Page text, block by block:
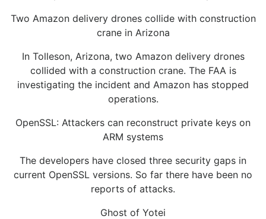
Two Amazon delivery drones collide with construction
crane in Arizona
In Tolleson, Arizona, two Amazon delivery drones
collided with a construction crane. The FAA is
investigating the incident and Amazon has stopped
operations.
OpenSSL: Attackers can reconstruct private keys on
ARM systems
The developers have closed three security gaps in
current OpenSSL versions. So far there have been no
reports of attacks.
Ghost of Yotei